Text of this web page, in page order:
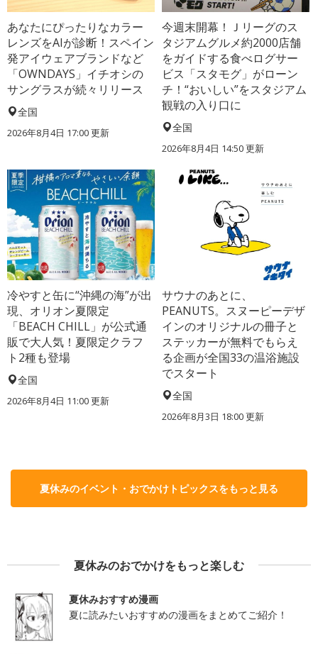
あなたにぴったりなカラー
レンズをAIが診断！スペイン
発アイウェアブランドなど
「OWNDAYS」イチオシの
サングラスが続々リリース
全国
2026年8月4日 17:00更新
今週末開幕！Ｊリーグのス
タジアムグルメ約2000店舗
をガイドする食べログサー
ビス「スタモグ」がローン
チ！“おいしい”をスタジアム
観戦の入り口に
全国
2026年8月4日 14:50更新
冷やすと缶に“沖縄の海”が出
現、オリオン夏限定
「BEACH CHILL」が公式通
販で大人気！夏限定クラフ
ト2種も登場
全国
2026年8月4日 11:00更新
サウナのあとに、
PEANUTS。スヌーピーデザ
インのオリジナルの冊子と
ステッカーが無料でもらえ
る企画が全国33の温浴施設
でスタート
全国
2026年8月3日 18:00更新
夏休みのイベント・おでかけトピックスをもっと見る
夏休みのおでかけをもっと楽しむ
夏休みおすすめ漫画
夏に読みたいおすすめの漫画をまとめてご紹介！